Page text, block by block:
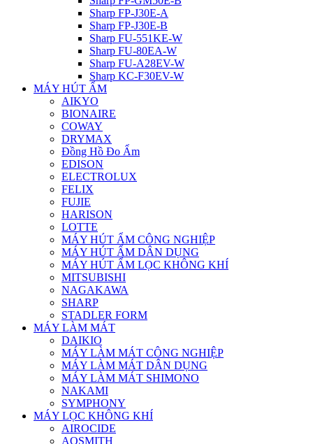
Sharp FP-J30E-A
Sharp FP-J30E-B
Sharp FU-551KE-W
Sharp FU-80EA-W
Sharp FU-A28EV-W
Sharp KC-F30EV-W
MÁY HÚT ẨM
AIKYO
BIONAIRE
COWAY
DRYMAX
Đồng Hồ Đo Ẩm
EDISON
ELECTROLUX
FELIX
FUJIE
HARISON
LOTTE
MÁY HÚT ẨM CÔNG NGHIỆP
MÁY HÚT ẨM DÂN DỤNG
MÁY HÚT ẨM LỌC KHÔNG KHÍ
MITSUBISHI
NAGAKAWA
SHARP
STADLER FORM
MÁY LÀM MÁT
DAIKIO
MÁY LÀM MÁT CÔNG NGHIỆP
MÁY LÀM MÁT DÂN DỤNG
MÁY LÀM MÁT SHIMONO
NAKAMI
SYMPHONY
MÁY LỌC KHÔNG KHÍ
AIROCIDE
AOSMITH